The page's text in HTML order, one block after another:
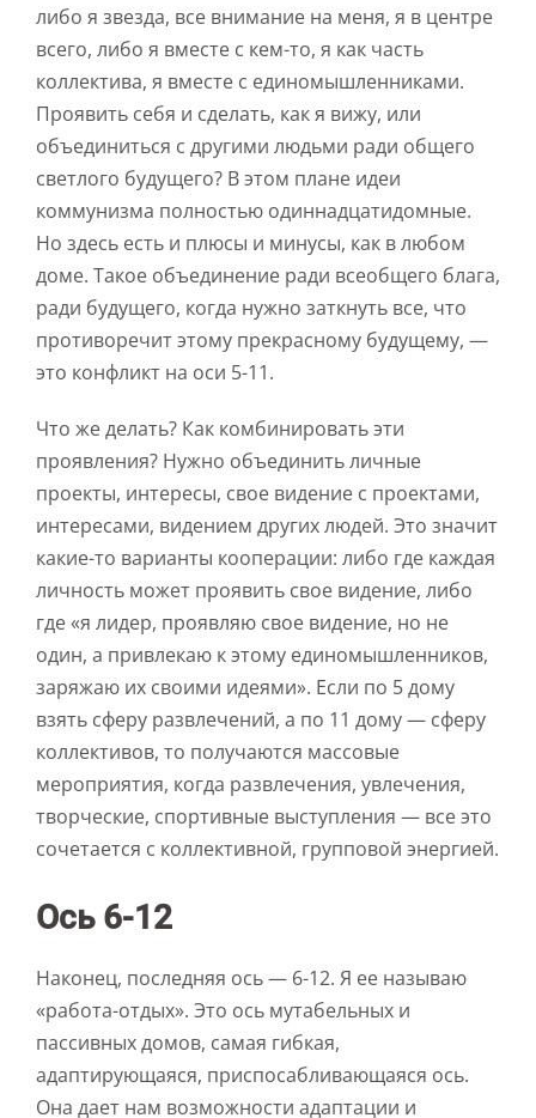
либо я звезда, все внимание на меня, я в центре
всего, либо я вместе с кем-то, я как часть
коллектива, я вместе с единомышленниками.
Проявить себя и сделать, как я вижу, или
объединиться с другими людьми ради общего
светлого будущего? В этом плане идеи
коммунизма полностью одиннадцатидомные.
Но здесь есть и плюсы и минусы, как в любом
доме. Такое объединение ради всеобщего блага,
ради будущего, когда нужно заткнуть все, что
противоречит этому прекрасному будущему, —
это конфликт на оси 5-11.
Что же делать? Как комбинировать эти
проявления? Нужно объединить личные
проекты, интересы, свое видение с проектами,
интересами, видением других людей. Это значит
какие-то варианты кооперации: либо где каждая
личность может проявить свое видение, либо
где «я лидер, проявляю свое видение, но не
один, а привлекаю к этому единомышленников,
заряжаю их своими идеями». Если по 5 дому
взять сферу развлечений, а по 11 дому — сферу
коллективов, то получаются массовые
мероприятия, когда развлечения, увлечения,
творческие, спортивные выступления — все это
сочетается с коллективной, групповой энергией.
Ось 6-12
Наконец, последняя ось — 6-12. Я ее называю
«работа-отдых». Это ось мутабельных и
пассивных домов, самая гибкая,
адаптирующаяся, приспосабливающаяся ось.
Она дает нам возможности адаптации и